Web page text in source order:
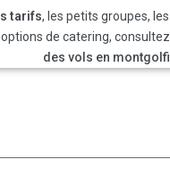
tarifs, les petits groupes,
de catering,
des vols en